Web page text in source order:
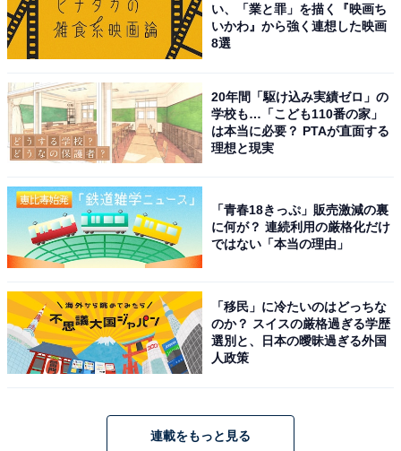
ぜひご覧ください！…pic.twitter.com/iMAiZKHpb9
(@yandoku_fuji)December 31, 2025
1位は、月9ドラマ『ヤンドク！』（フジテレビ系）で主
は、ヤンキーだった過去を持つ脳神経外科医・田上湖音
波を担当。医者になってもヤンキーマインドが抜けない
湖音波を、コミカルに演じて人気を集めています。
そんな湖音波は、親友の事故死をきっかけに猛勉強して
医者になった「元ヤン」ドクター。ビジュアルのよい橋
本さんは、ヤンキー時代のド派手なファッションやメイ
クも似合い、まさにハマり役だと言えるでしょう。
回答者からは、「表情が豊かで明るく、コミカルなシー
い、「業と罪」を描く『映画ち
いかわ』から強く連想した映画
8選
20年間「駆け込み実績ゼロ」の
学校も…「こども110番の家」
は本当に必要？ PTAが直面する
理想と現実
「青春18きっぷ」販売激減の裏
に何が？ 連続利用の厳格化だけ
ではない「本当の理由」
「移民」に冷たいのはどっちな
のか？ スイスの厳格過ぎる学歴
選別と、日本の曖昧過ぎる外国
人政策
連載をもっと見る